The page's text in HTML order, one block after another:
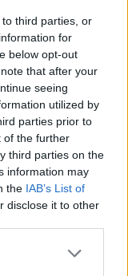
third parties, or
for
below opt-out
that after your
seeing
utilized by
parties prior to
of the further
third parties on the
information may
the IAB’s List of
disclose it to other
or more Google
azadatvédelmi